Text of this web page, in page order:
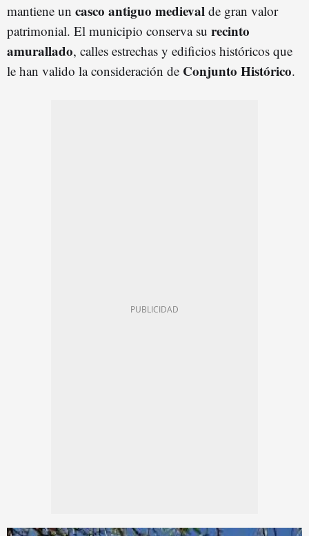
mantiene un casco antiguo medieval de gran valor
patrimonial. El municipio conserva su recinto
amurallado, calles estrechas y edificios históricos que
le han valido la consideración de Conjunto Histórico.